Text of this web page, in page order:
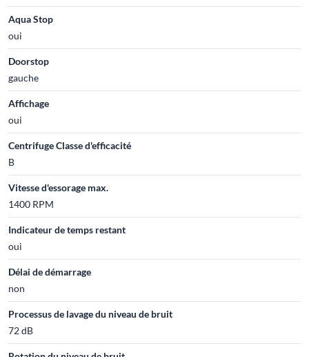
Aqua Stop
oui
Doorstop
gauche
Affichage
oui
Centrifuge Classe d'efficacité
B
Vitesse d'essorage max.
1400 RPM
Indicateur de temps restant
oui
Délai de démarrage
non
Processus de lavage du niveau de bruit
72 dB